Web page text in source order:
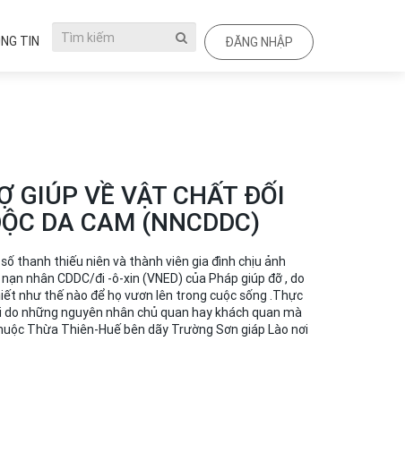
TIN ĐĂNG NHẬP
GIÚP VỀ VẬT CHẤT ĐỐI
DA CAM (NNCDDC)
thanh thiếu niên và thành viên gia đình chịu ảnh
nhân CDDC/đi -ô-xin (VNED) của Pháp giúp đỡ , do
như thế nào để họ vươn lên trong cuộc sống .Thực
những nguyên nhân chủ quan hay khách quan mà
Thừa Thiên-Huế bên dãy Trường Sơn giáp Lào nơi